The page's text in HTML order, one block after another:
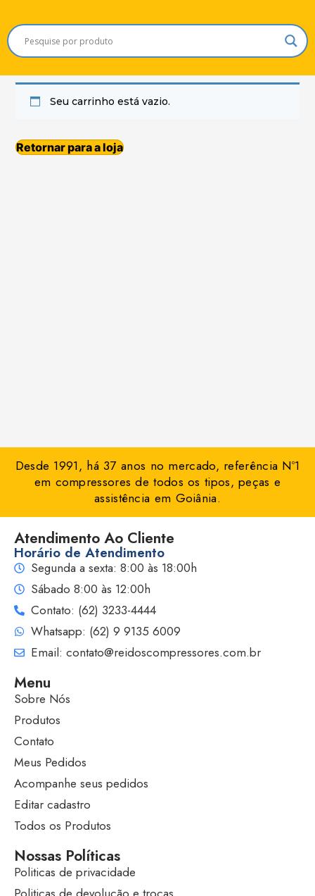
Seu carrinho está vazio.
Retornar para a loja
Desde 1991, há 37 anos no mercado, referência Nº1
em compressores de todos os tipos, peças e
assistência em Goiânia.
Atendimento Ao Cliente
Horário de Atendimento
Segunda a sexta: 8:00 às 18:00h
Sábado 8:00 às 12:00h
Contato: (62) 3233-4444
Whatsapp: (62) 9 9135 6009
Email: contato@reidoscompressores.com.br
Menu
Sobre Nós
Produtos
Contato
Meus Pedidos
Acompanhe seus pedidos
Editar cadastro
Todos os Produtos
Nossas Políticas
Politicas de privacidade